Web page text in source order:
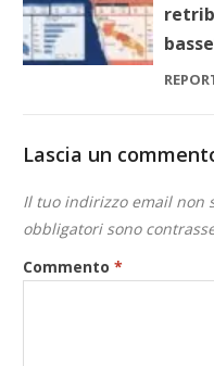
Lascia un
Il tuo indirizzo email non
obbligatori sono
Commento*